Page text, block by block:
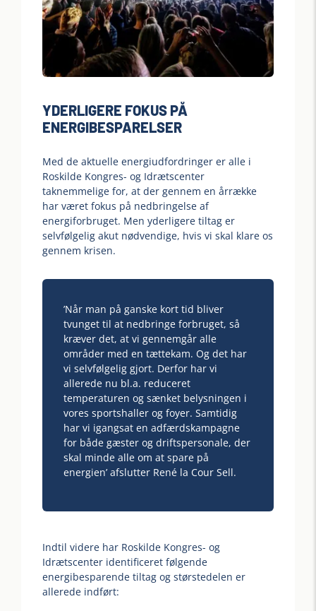
YDERLIGERE FOKUS PÅ
ENERGIBESPARELSER
Med de aktuelle energiudfordringer er alle i
Roskilde Kongres- og Idrætscenter
taknemmelige for, at der gennem en årrække
har været fokus på nedbringelse af
energiforbruget. Men yderligere tiltag er
selvfølgelig akut nødvendige, hvis vi skal klare os
gennem krisen.
’Når man på ganske kort tid bliver
tvunget til at nedbringe forbruget, så
kræver det, at vi gennemgår alle
områder med en tættekam. Og det har
vi selvfølgelig gjort. Derfor har vi
allerede nu bl.a. reduceret
temperaturen og sænket belysningen i
vores sportshaller og foyer. Samtidig
har vi igangsat en adfærdskampagne
for både gæster og driftspersonale, der
skal minde alle om at spare på
energien’ afslutter René la Cour Sell.
Indtil videre har Roskilde Kongres- og
Idrætscenter identificeret følgende
energibesparende tiltag og størstedelen er
allerede indført: